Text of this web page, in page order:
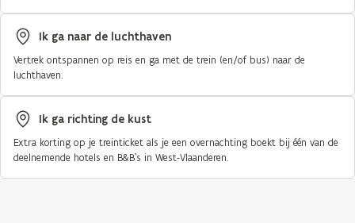
Ik ga naar de luchthaven
Vertrek ontspannen op reis en ga met de trein (en/of bus) naar de
luchthaven.
Ik ga richting de kust
Extra korting op je treinticket als je een overnachting boekt bij één van de
deelnemende hotels en B&B's in West-Vlaanderen.